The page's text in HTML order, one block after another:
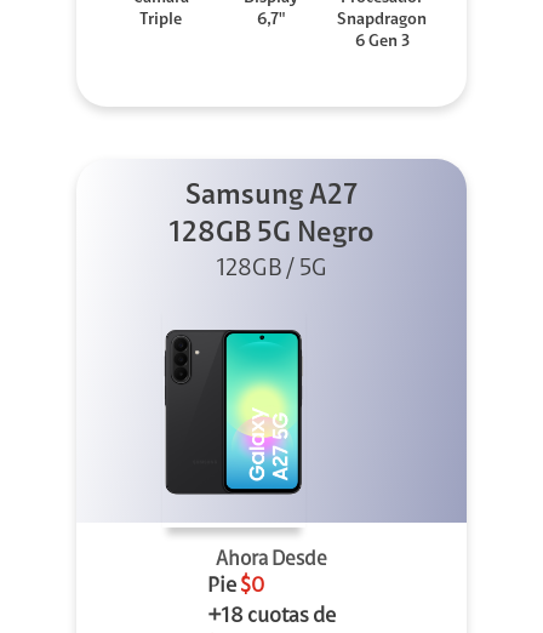
Triple
6,7"
Snapdragon
6 Gen 3
Samsung A27
128GB 5G Negro
128GB / 5G
Ahora Desde
Pie $0
+18 cuotas de